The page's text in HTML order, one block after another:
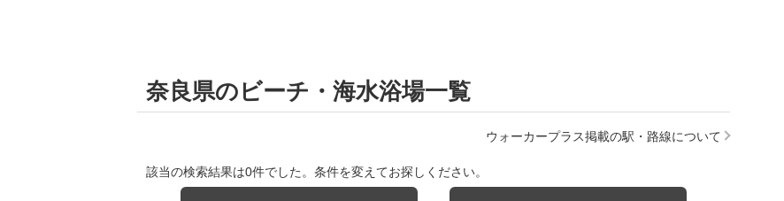
奈良県のビーチ・海水浴場一覧
ウォーカープラス掲載の駅・路線について
該当の検索結果は0件でした。条件を変えてお探しください。